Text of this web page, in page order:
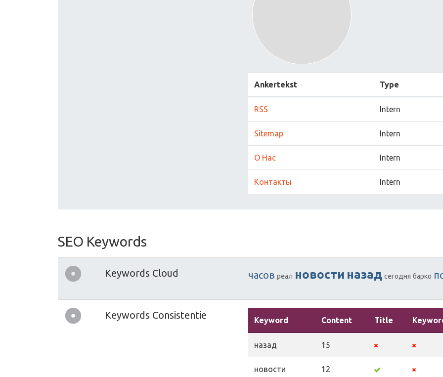
Ankertekst Type
RSS Intern
Sitemap Intern
О Нас Intern
Контакты Intern
SEO Keywords
Keywords Cloud часов реал новости назад сегодня барко
Keywords Consistentie Keyword Content Title
назад 15
новости 12